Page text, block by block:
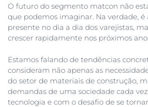
O futuro do segmento matcon não
que podemos imaginar. Na verdade, é
presente no dia a dia dos varejistas,
crescer rapidamente nos próximos
Estamos falando de tendências
consideram não apenas as
do setor de materiais de construção,
demandas de uma sociedade cada
tecnologia e com o desafio de se